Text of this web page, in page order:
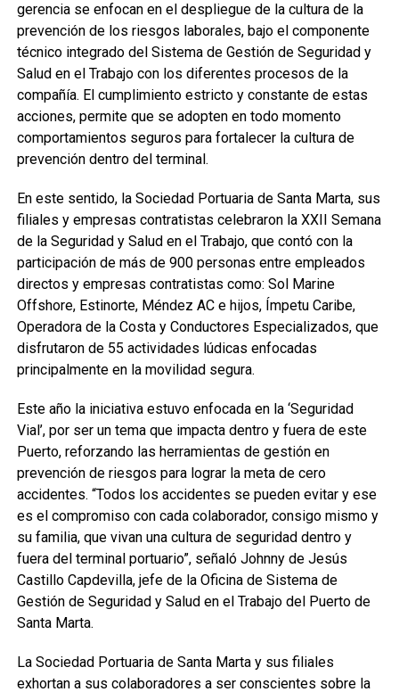
gerencia se enfocan en el despliegue de la cultura de la
prevención de los riesgos laborales, bajo el componente
técnico integrado del Sistema de Gestión de Seguridad y
Salud en el Trabajo con los diferentes procesos de la
compañía. El cumplimiento estricto y constante de estas
acciones, permite que se adopten en todo momento
comportamientos seguros para fortalecer la cultura de
prevención dentro del terminal.
En este sentido, la Sociedad Portuaria de Santa Marta, sus
filiales y empresas contratistas celebraron la XXII Semana
de la Seguridad y Salud en el Trabajo, que contó con la
participación de más de 900 personas entre empleados
directos y empresas contratistas como: Sol Marine
Offshore, Estinorte, Méndez AC e hijos, Ímpetu Caribe,
Operadora de la Costa y Conductores Especializados, que
disfrutaron de 55 actividades lúdicas enfocadas
principalmente en la movilidad segura.
Este año la iniciativa estuvo enfocada en la ‘Seguridad
Vial’, por ser un tema que impacta dentro y fuera de este
Puerto, reforzando las herramientas de gestión en
prevención de riesgos para lograr la meta de cero
accidentes. “Todos los accidentes se pueden evitar y ese
es el compromiso con cada colaborador, consigo mismo y
su familia, que vivan una cultura de seguridad dentro y
fuera del terminal portuario”, señaló Johnny de Jesús
Castillo Capdevilla, jefe de la Oficina de Sistema de
Gestión de Seguridad y Salud en el Trabajo del Puerto de
Santa Marta.
La Sociedad Portuaria de Santa Marta y sus filiales
exhortan a sus colaboradores a ser conscientes sobre la